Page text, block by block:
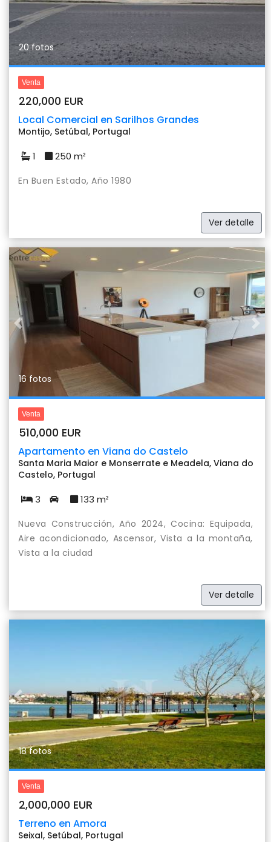
20 fotos
Venta
220,000 EUR
Local Comercial en Sarilhos Grandes
Montijo, Setúbal, Portugal
1 250 m²
En Buen Estado, Año 1980
Ver detalle
Previous
16 fotos
Venta
510,000 EUR
Apartamento en Viana do Castelo
Santa Maria Maior e Monserrate e Meadela, Viana do
Castelo, Portugal
3 133 m²
Nueva Construcción, Año 2024, Cocina: Equipada,
Aire acondicionado, Ascensor, Vista a la montaña,
Vista a la ciudad
Ver detalle
Previous
18 fotos
Venta
2,000,000 EUR
Terreno en Amora
Seixal, Setúbal, Portugal